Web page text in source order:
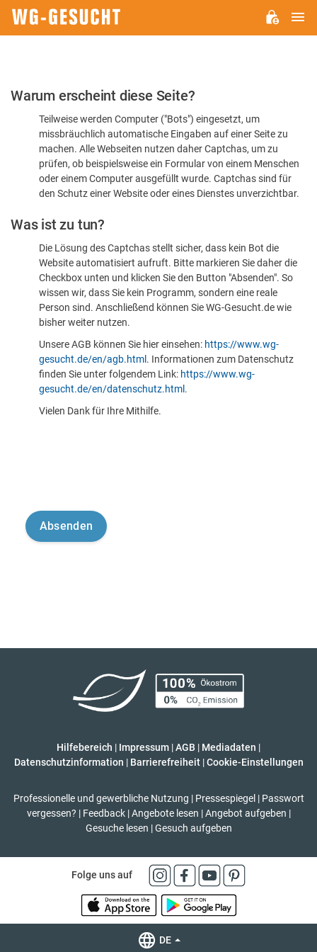
Bitte
dass
sind
Warum erscheint diese Seite?
Teilweise werden Computer ("Bots") eingesetzt, um
missbräuchlich automatische Eingaben auf einer Seite zu
machen. Alle Webseiten nutzen daher Captchas, um zu
prüfen, ob beispielsweise ein Formular von einem Menschen
oder einem Computer ausgefüllt wurde. Captchas sind für
den Schutz einer Website oder eines Dienstes unverzichtbar.
Was ist zu tun?
Die Lösung des Captchas stellt sicher, dass kein Bot die
Website automatisiert aufruft. Bitte markieren Sie daher die
Checkbox unten und klicken Sie den Button "Absenden". So
wissen wir, dass Sie kein Programm, sondern eine reale
Person sind. Anschließend können Sie WG-Gesucht.de wie
bisher weiter nutzen.
Unsere AGB können Sie hier einsehen: https://www.wg-
gesucht.de/en/agb.html . Informationen zum Datenschutz
finden Sie unter folgendem Link: https://www.wg-
gesucht.de/en/datenschutz.html .
Vielen Dank für Ihre Mithilfe.
Hilfebereich | Impressum |AGB | Mediadaten |
Datenschutzinformation | Barrierefreiheit | Cookie-Einstellungen
Professionelle und gewerbliche Nutzung | Pressespiegel | Passwort
vergessen? | Feedback | Angebote lesen | Angebot aufgeben |
Gesuche lesen | Gesuch aufgeben
Folge uns auf
DE